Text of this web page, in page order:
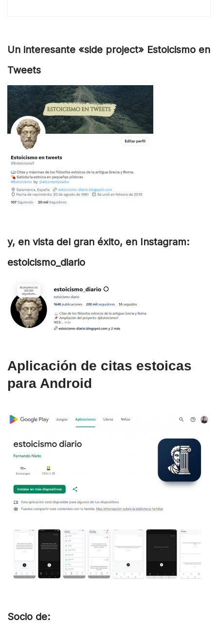
Un interesante «side project» Estoicismo en
Tweets
y, en vista del gran éxito, en Instagram:
estoicismo_diario
Aplicación de citas estoicas
para Android
Socio de: